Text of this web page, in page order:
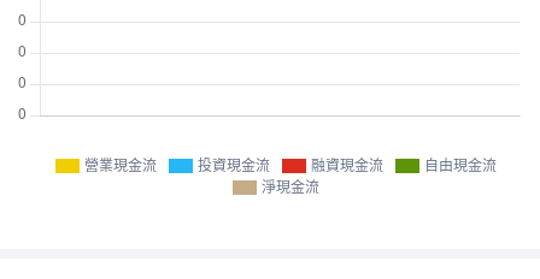
營業現金流 投資現金流 融資現金流
自由現金流
淨現金流